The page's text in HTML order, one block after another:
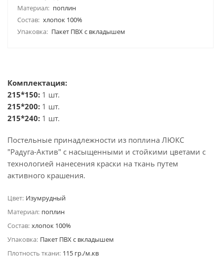
Материал: поплин
Состав: хлопок 100%
Упаковка: Пакет ПВХ с вкладышем
Комплектация:
215*150: 1 шт.
215*200: 1 шт.
215*240: 1 шт.
Постельные принадлежности из поплина ЛЮКС
"Радуга-Актив" с насыщенными и стойкими цветами с
технологией нанесения краски на ткань путем
активного крашения.
Цвет: Изумрудный
Материал: поплин
Состав: хлопок 100%
Упаковка: Пакет ПВХ с вкладышем
Плотность ткани: 115 гр./м.кв